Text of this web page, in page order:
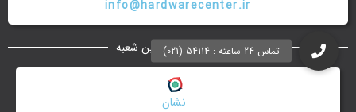
info@hardwarecenter.ir
جستجوی نزدیک ترین شعبه
نشان